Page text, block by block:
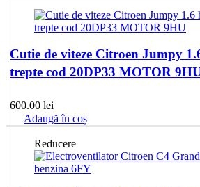
Cutie de viteze Citroen Jumpy 1.6 hdi manuala 5
trepte cod 20DP33 MOTOR
600.00 lei
Adaugă în coș
Reducere